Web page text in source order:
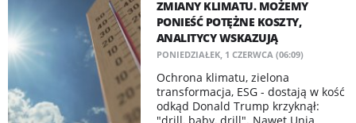
ZMIANY KLIMATU. MOŻEMY
PONIEŚĆ POTĘŻNE KOSZTY,
ANALITYCY WSKAZUJĄ
PONIEDZIAŁEK, 1 CZERWCA (06:09)
Ochrona klimatu, zielona
transformacja, ESG - dostają w kość
odkąd Donald Trump krzyknął: